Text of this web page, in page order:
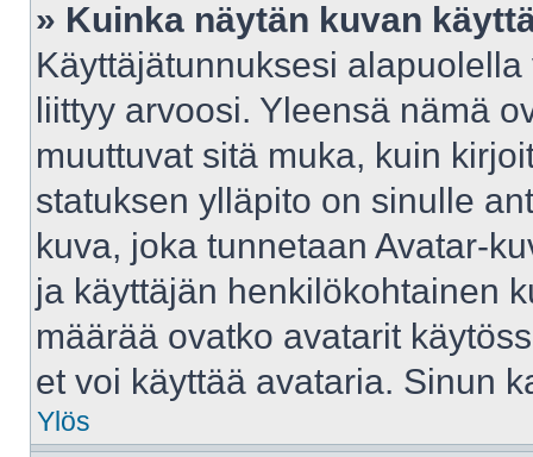
» Kuinka näytän kuvan
Käyttäjätunnuksesi
liittyy arvoosi. Yleensä nämä
muuttuvat sitä muka, kuin
statuksen ylläpito on sinulle
kuva, joka tunnetaan Avatar-
ja käyttäjän henkilökohtainen
määrää ovatko avatarit
et voi käyttää avataria. Sinun
Ylös